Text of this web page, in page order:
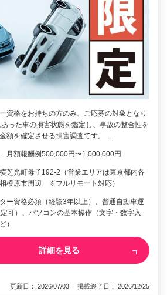
ー資格をお持ちの方のみ、ご応募の対象となり
った車の損害状態を鑑定し、事故の整合性を
額を確定させる損害調査です。 …
月額報酬例500,000円〜1,000,000円
芝光町母子192-2（営業エリアは東京都内各
模原市周辺 ※フルリモート対応）
ー資格必須（経験3年以上）、普通自動車運
可）、パソコンの基本操作（文字・数字入
）
詳細を見る
更新日： 2026/07/03 掲載終了日： 2026/12/25